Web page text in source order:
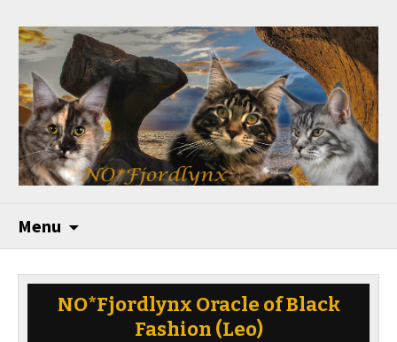
Menu
NO*Fjordlynx Oracle of Black
Fashion (Leo)